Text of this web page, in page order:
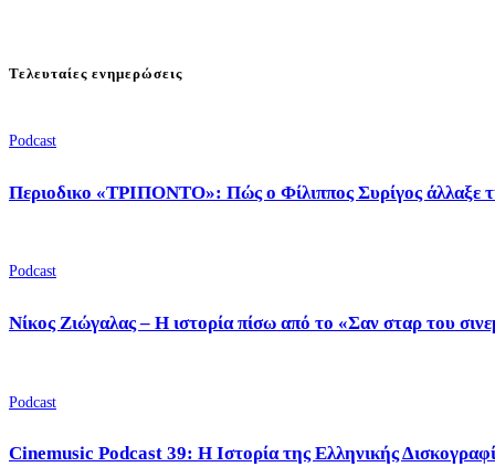
Τελευταίες ενημερώσεις
Podcast
Περιοδικο «ΤΡΙΠΟΝΤΟ»: Πώς ο Φίλιππος Συρίγος άλλαξε
Podcast
Νίκος Ζιώγαλας – Η ιστορία πίσω από το «Σαν σταρ του
Podcast
Cinemusic Podcast 39: Η Ιστορία της Ελληνικής